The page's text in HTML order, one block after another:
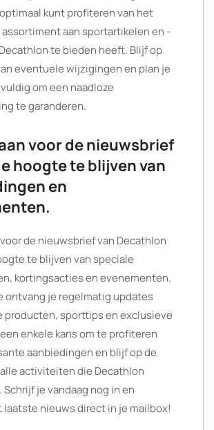
kunt profiteren van het
aan sportartikelen en -
te bieden heeft. Blijf op
eventuele wijzigingen en plan je
om een naadloze
te garanderen.
voor de nieuwsbrief
hoogte te blijven van
en
de nieuwsbrief van Decathlon
te blijven van speciale
kortingsacties en evenementen.
ontvang je regelmatig updates
producten, sporttips en exclusieve
enkele kans om te profiteren
aanbiedingen en blijf op de
activiteiten die Decathlon
je vandaag nog in en
nieuws direct in je mailbox!